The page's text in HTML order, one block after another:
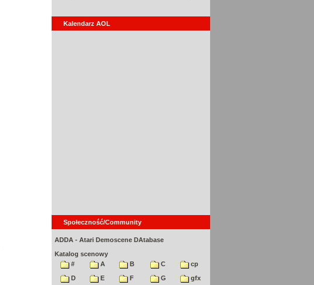
Kalendarz AOL
Społeczność/Community
ADDA - Atari Demoscene DAtabase
Katalog scenowy
#
A B C
cp
D
E F G
gfx